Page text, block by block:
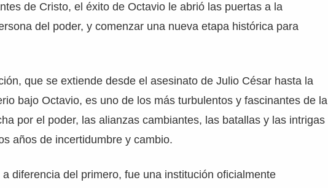
de Cristo, el éxito de Octavio le abrió las puertas a la
del poder, y comenzar una nueva etapa histórica para
que se extiende desde el asesinato de Julio César hasta la
bajo Octavio, es uno de los más turbulentos y fascinantes de la
por el poder, las alianzas cambiantes, las batallas y las intrigas
años de incertidumbre y cambio.
diferencia del primero, fue una institución oficialmente